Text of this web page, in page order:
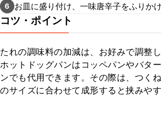
6 お皿に盛り付け、一味唐辛子をふりか
コツ・ポイント
たれの調味料の加減は、お好みで調整し
ホットドッグパンはコッペパンやバタ
ンでも代用できます。その際は、つく
のサイズに合わせて成形すると挟みやす